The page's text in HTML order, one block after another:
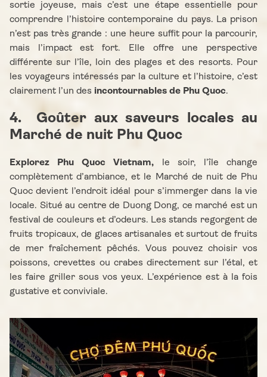
sortie joyeuse, mais c’est une étape essentielle pour
comprendre l’histoire contemporaine du pays. La prison
n’est pas très grande : une heure suffit pour la parcourir,
mais l’impact est fort. Elle offre une perspective
différente sur l’île, loin des plages et des resorts. Pour
les voyageurs intéressés par la culture et l’histoire, c’est
clairement l’un des incontournables de Phu Quoc.
4. Goûter aux saveurs locales au
Marché de nuit Phu Quoc
Explorez Phu Quoc Vietnam, le soir, l’île change
complètement d’ambiance, et le Marché de nuit de Phu
Quoc devient l’endroit idéal pour s’immerger dans la vie
locale. Situé au centre de Duong Dong, ce marché est un
festival de couleurs et d’odeurs. Les stands regorgent de
fruits tropicaux, de glaces artisanales et surtout de fruits
de mer fraîchement pêchés. Vous pouvez choisir vos
poissons, crevettes ou crabes directement sur l’étal, et
les faire griller sous vos yeux. L’expérience est à la fois
gustative et conviviale.